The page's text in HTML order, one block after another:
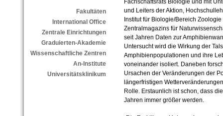
Fakultäten
International Office
Zentrale Einrichtungen
Graduierten-Akademie
Wissenschaftliche Zentren
An-Institute
Universitätsklinikum
Fachschaftsrats Biologie und mit
und Leiters der Aktion,
Institut für Biologie/Bereich
Zentralmagazins für
seit Jahren Daten zur
Untersucht wird die Wirkung der
Amphibienpopulationen und ihre
voneinander isoliert. Daneben
Ursachen der Veränderungen der
längerfristigen
Rolle. Erstaunlich ist schon, dass
Jahren immer größer werden.